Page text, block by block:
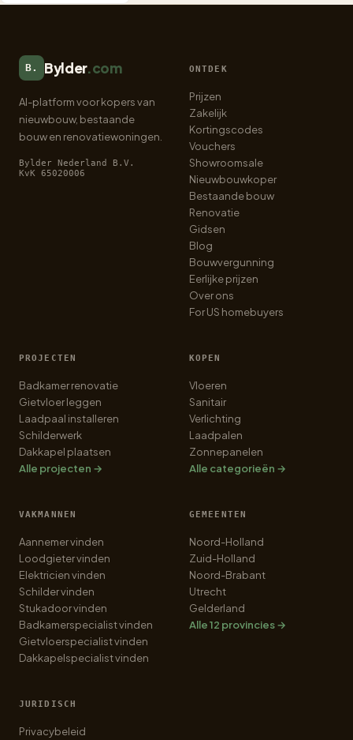
B. Bylder.com
AI-platform voor kopers van
nieuwbouw, bestaande
bouw en renovatiewoningen.
Bylder Nederland B.V.
KvK 65020006
ONTDEK
Prijzen
Zakelijk
Kortingscodes
Vouchers
Showroomsale
Nieuwbouwkoper
Bestaande bouw
Renovatie
Gidsen
Blog
Bouwvergunning
Eerlijke prijzen
Over ons
For US homebuyers
PROJECTEN
Badkamer renovatie
Gietvloer leggen
Laadpaal installeren
Schilderwerk
Dakkapel plaatsen
Alle projecten →
KOPEN
Vloeren
Sanitair
Verlichting
Laadpalen
Zonnepanelen
Alle categorieën →
VAKMANNEN
Aannemer vinden
Loodgieter vinden
Elektricien vinden
Schilder vinden
Stukadoor vinden
Badkamerspecialist vinden
Gietvloerspecialist vinden
Dakkapelspecialist vinden
GEMEENTEN
Noord-Holland
Zuid-Holland
Noord-Brabant
Utrecht
Gelderland
Alle 12 provincies →
JURIDISCH
Privacybeleid